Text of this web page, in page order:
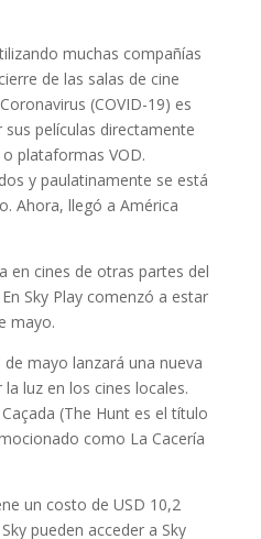
muchas compañías
de las salas de cine
(COVID-19) es
películas directamente
plataformas VOD.
y paulatinamente se está
Ahora, llegó a América
en cines de otras partes del
Sky Play comenzó a estar
mayo.
mayo lanzará una nueva
luz en los cines locales.
(The Hunt es el título
como La Cacería
un costo de USD 10,2
pueden acceder a Sky